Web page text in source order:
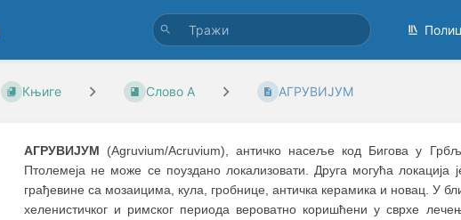
Књиге Слово А АГРУВИЈУМ
АГРУВИЈУМ (Agruvium/Acruvium), античко насеље код Бигова у
Птолемеја не може се поуздано локализовати. Друга могућа
грађевине са мозаицима, кула, гробнице, античка керамика и новац. У
хеленистичког и римског периода вероватно коришћени у сврхе